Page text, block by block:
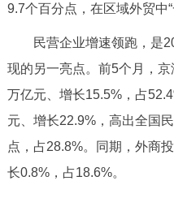
多语种
ENGLISH
DEUTSCH
ESPAÑOL
9.7个百分点，在区域外贸中“
民营企业增速领跑，是
现的另一亮点。前5个月，
万亿元、增长15.5%，占
元、增长22.9%，高出全国
点，占28.8%。同期，外商
长0.8%，占18.6%。